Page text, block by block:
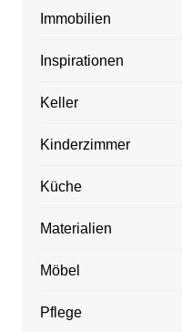
Immobilien
Inspirationen
Keller
Kinderzimmer
Küche
Materialien
Möbel
Pflege